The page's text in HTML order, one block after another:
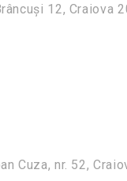
12, Craiova
Cuza, nr. 52,